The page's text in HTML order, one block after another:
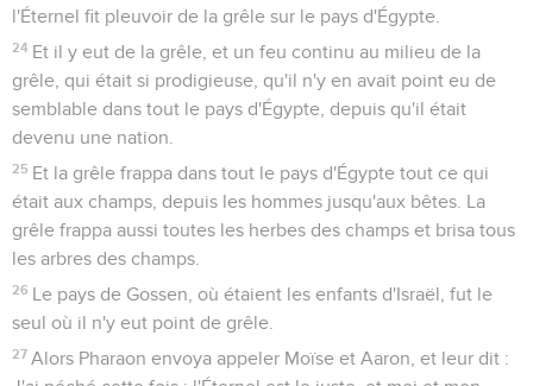
l'Éternel fit pleuvoir de la grêle sur le pays d'Égypte.
24 Et il y eut de la grêle, et un feu continu au milieu de la
grêle, qui était si prodigieuse, qu'il n'y en avait point eu de
semblable dans tout le pays d'Égypte, depuis qu'il était
devenu une nation.
25 Et la grêle frappa dans tout le pays d'Égypte tout ce qui
était aux champs, depuis les hommes jusqu'aux bêtes. La
grêle frappa aussi toutes les herbes des champs et brisa tous
les arbres des champs.
26 Le pays de Gossen, où étaient les enfants d'Israël, fut le
seul où il n'y eut point de grêle.
27 Alors Pharaon envoya appeler Moïse et Aaron, et leur dit :